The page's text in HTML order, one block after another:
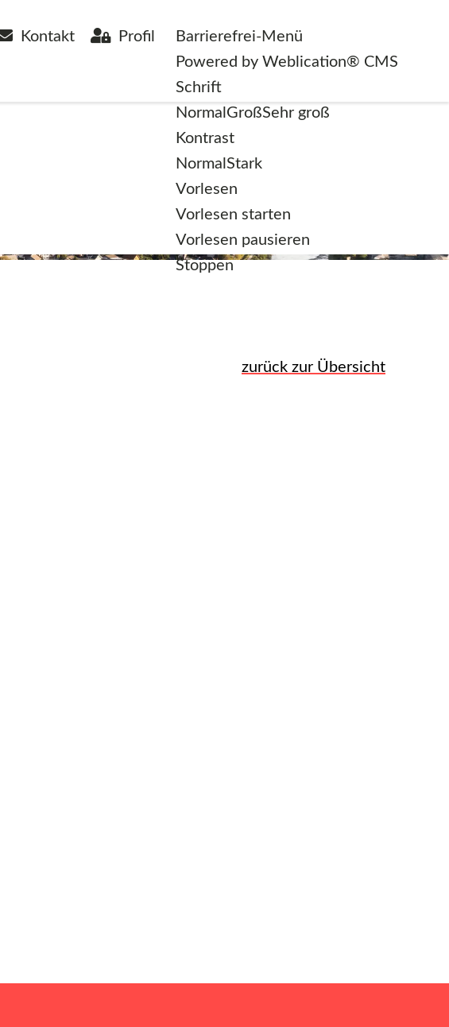
Barrierefrei-Menü
Powered by Weblication® CMS
Schrift
Normal GroßSehr groß
Kontrast
Normal Stark
Vorlesen
Vorlesen starten
Vorlesen pausieren
Stoppen
Profil
Kontakt
zurück zur Übersicht